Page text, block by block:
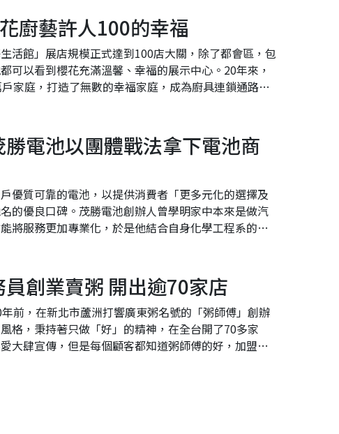
廚藝許人100的幸福
活館」展店規模正式達到100店大關，除了都會區，包
可以看到櫻花充滿溫馨、幸福的展示中心。20年來，
家庭，打造了無數的幸福家庭，成為廚具連鎖通路品
電池以團體戰法拿下電池商
優質可靠的電池，以提供消費者「更多元化的選擇及
的優良口碑。茂勝電池創辦人曾學明家中本來是做汽
將服務更加專業化，於是他結合自身化學工程系的背
在電池商業界，創業...
創業賣粥 開出逾70家店
前，在新北市蘆洲打響廣東粥名號的「粥師傅」創辦
格，秉持著只做「好」的精神，在全台開了70多家
大肆宣傳，但是每個顧客都知道粥師傅的好，加盟主
出了好口碑。許老...